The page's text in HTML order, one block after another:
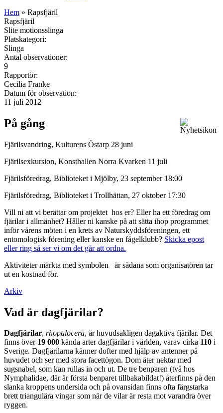
Hem » Rapsfjäril
Rapsfjäril
Slite motionsslinga
Platskategori:
Slinga
Antal observationer:
9
Rapportör:
Cecilia Franke
Datum för observation:
11 juli 2012
På gång
Fjärilsvandring, Kulturens Östarp 28 juni
Fjärilsexkursion, Konsthallen Norra Kvarken 11 juli
Fjärilsföredrag, Biblioteket i Mjölby, 23 september 18:00
Fjärilsföredrag, Biblioteket i Trollhättan, 27 oktober 17:30
Vill ni att vi berättar om projektet hos er? Eller ha ett föredrag om
fjärilar i allmänhet? Håller ni kanske på att sätta ihop programmet
inför vårens möten i en krets av Naturskyddsföreningen, ett
entomologisk förening eller kanske en fågelklubb? Skicka epost
eller ring så ser vi om det går att ordna.
Aktiviteter märkta med symbolen
är sådana som organisatören tar
ut en kostnad för.
Arkiv
Vad är dagfjärilar?
Dagfjärilar, rhopalocera, är huvudsakligen dagaktiva fjärilar. Det
finns över 19 000 kända arter dagfjärilar i världen, varav cirka 110 i
Sverige. Dagfjärilarna känner dofter med hjälp av antenner på
huvudet och ser med stora facettögon. Dom äter nektar med
sugsnabel, som kan rullas in och ut. De tre benparen (två hos
Nymphalidae, där är första benparet tillbakabildat!) återfinns på den
slanka kroppens undersida och på ovansidan finns ofta färgstarka
brett triangulära vingar som när de vilar är resta mot varandra över
ryggen.